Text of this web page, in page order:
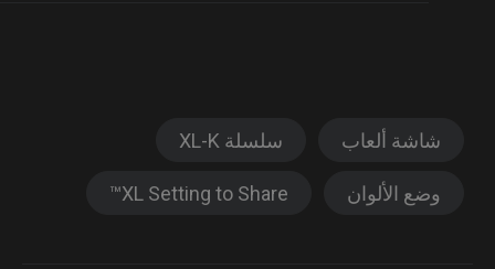
شاشة ألعاب سلسلة XL-K
وضع الألوان XL Setting to Share™